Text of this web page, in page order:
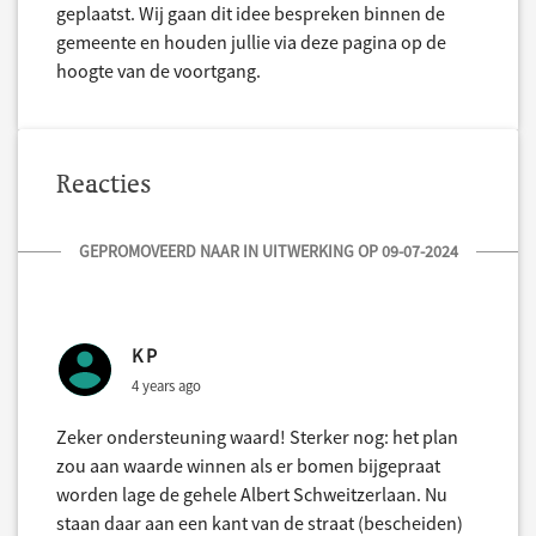
geplaatst. Wij gaan dit idee bespreken binnen de
gemeente en houden jullie via deze pagina op de
hoogte van de voortgang.
Reacties
GEPROMOVEERD NAAR IN UITWERKING OP 09-07-2024
K P
4 years ago
Zeker ondersteuning waard! Sterker nog: het plan
zou aan waarde winnen als er bomen bijgepraat
worden lage de gehele Albert Schweitzerlaan. Nu
staan daar aan een kant van de straat (bescheiden)